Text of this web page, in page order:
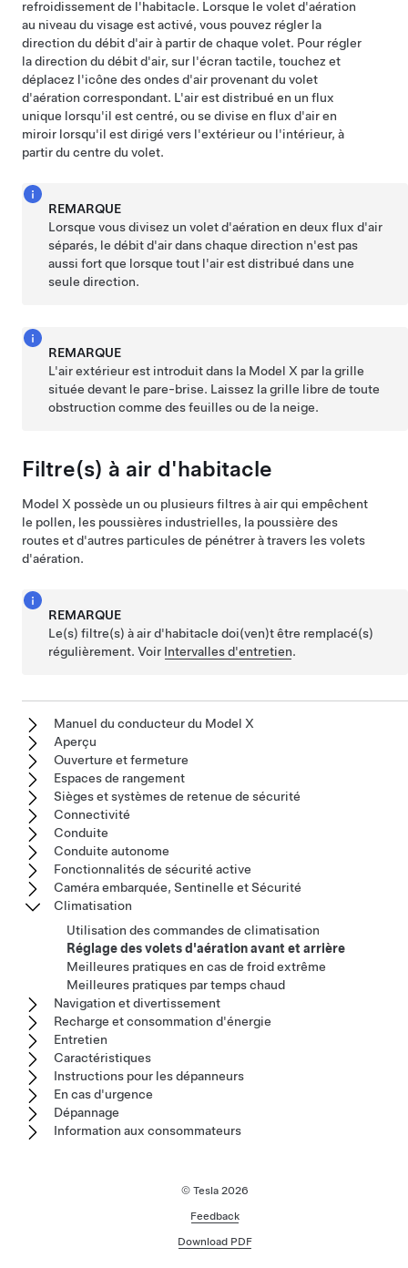
refroidissement de l'habitacle. Lorsque le volet d'aération
au niveau du visage est activé, vous pouvez régler la
direction du débit d'air à partir de chaque volet. Pour régler
la direction du débit d'air, sur l'écran tactile, touchez et
déplacez l'icône des ondes d'air provenant du volet
d'aération correspondant. L'air est distribué en un flux
unique lorsqu'il est centré, ou se divise en flux d'air en
miroir lorsqu'il est dirigé vers l'extérieur ou l'intérieur, à
partir du centre du volet.
REMARQUE
Lorsque vous divisez un volet d'aération en deux flux d'air
séparés, le débit d'air dans chaque direction n'est pas
aussi fort que lorsque tout l'air est distribué dans une
seule direction.
REMARQUE
L'air extérieur est introduit dans la Model X par la grille
située devant le pare-brise. Laissez la grille libre de toute
obstruction comme des feuilles ou de la neige.
Filtre(s) à air d'habitacle
Model X possède un ou plusieurs filtres à air qui empêchent
le pollen, les poussières industrielles, la poussière des
routes et d'autres particules de pénétrer à travers les volets
d'aération.
REMARQUE
Le(s) filtre(s) à air d'habitacle doi(ven)t être remplacé(s)
régulièrement. Voir Intervalles d'entretien.
Manuel du conducteur du Model X
Aperçu
Ouverture et fermeture
Espaces de rangement
Sièges et systèmes de retenue de sécurité
Connectivité
Conduite
Conduite autonome
Fonctionnalités de sécurité active
Caméra embarquée, Sentinelle et Sécurité
Climatisation
Utilisation des commandes de climatisation
Réglage des volets d'aération avant et arrière
Meilleures pratiques en cas de froid extrême
Meilleures pratiques par temps chaud
Navigation et divertissement
Recharge et consommation d'énergie
Entretien
Caractéristiques
Instructions pour les dépanneurs
En cas d'urgence
Dépannage
Information aux consommateurs
© Tesla 2026
Feedback
Download PDF